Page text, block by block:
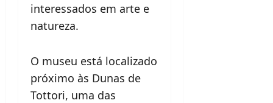
interessados em arte e
natureza.
O museu está localizado
próximo às Dunas de
Tottori, uma das